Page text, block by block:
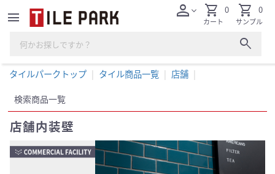
menu
search
personexpand_more shopping_cart
カート
0 shopping_cart
サンプル
0
タイルパークトップ タイル商品一覧 店舗
検索商品一覧
店舗内装壁